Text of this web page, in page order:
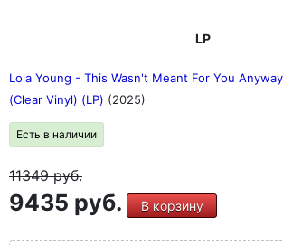
LP
Lola Young - This Wasn't Meant For You
(Clear Vinyl) (LP) (2025)
Есть в наличии
11349руб.
9435 руб. В корзину